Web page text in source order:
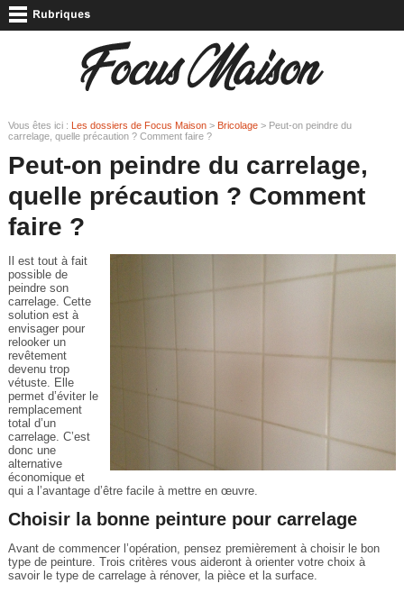
Vous êtes ici : Les dossiers de Focus Maison> Bricolage> Peut-on peindre du
carrelage, quelle précaution ? Comment faire ?
Peut-on peindre du carrelage,
quelle précaution ? Comment
faire ?
Il est tout à fait
possible de
peindre son
carrelage. Cette
solution est à
envisager pour
relooker un
revêtement
devenu trop
vétuste. Elle
permet d’éviter le
remplacement
total d’un
carrelage. C’est
donc une
alternative
économique et
qui a l’avantage d’être facile à mettre en œuvre.
Choisir la bonne peinture pour carrelage
Avant de commencer l’opération, pensez premièrement à choisir le bon
type de peinture. Trois critères vous aideront à orienter votre choix à
savoir le type de carrelage à rénover, la pièce et la surface.